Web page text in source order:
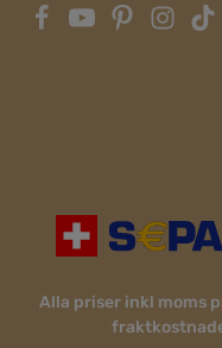
Alla priser inkl moms